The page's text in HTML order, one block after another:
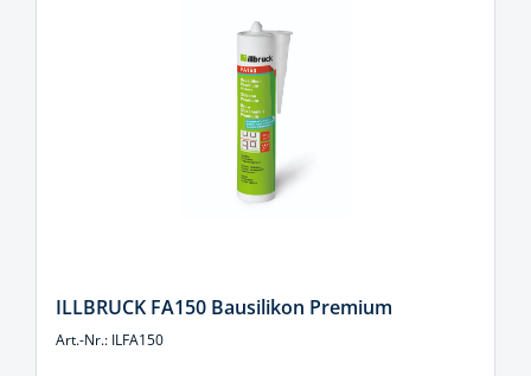
ILLBRUCK FA150 Bausilikon Premium
Art.-Nr.: ILFA150